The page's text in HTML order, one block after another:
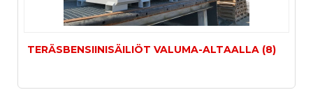
TERÄSBENSIINISÄILIÖT VALUMA-ALTAALLA (8)